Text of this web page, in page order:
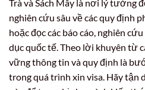
Trà và Sách Mây là nơi lý tưởng
nghiên cứu sâu về các quy định
hoặc đọc các báo cáo, nghiên
dục quốc tế. Theo lời khuyên từ
vững thông tin và quy định là
trong quá trình xin visa. Hãy tận